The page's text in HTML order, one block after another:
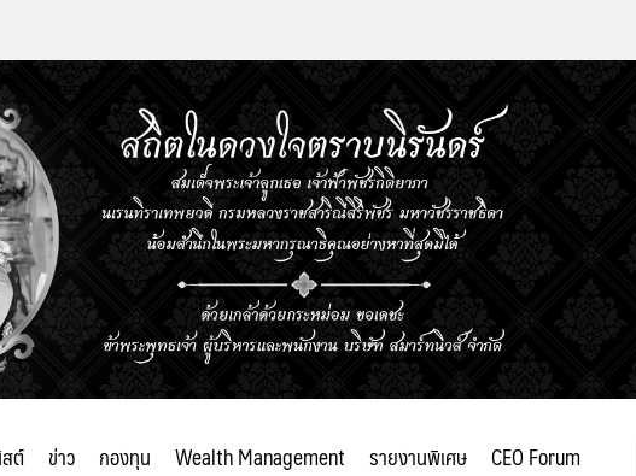
ต์ ข่าว กองทุน Wealth Management รายงานพิเศษ CEO Forum